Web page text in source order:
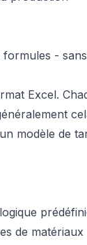
-
Excel.
modèle de
de